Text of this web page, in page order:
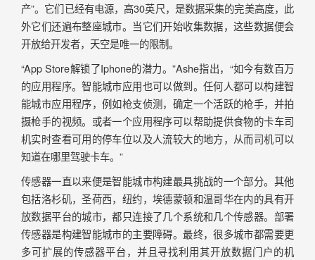
产”。它们已经有电源，高30英尺，是数据采集的完美高度，此
外它们还遍布整座城市。当它们开始收集数据，这些数据便会
开放给开发者，天空是唯一的限制。
“App Store解锁了Iphone的潜力。”Ashe指出，“如今有数百万
的应用程序。智能城市应用也可以做到。任何人都可以构建智
能城市应用程序，例如枪支侦测，确定一个活跃的枪手，并拍
摄枪手的视频。或者一个应用程序可以帮助提供食物的卡车司
机实时查看可用的停车位以及人流较大的地方，从而司机可以
知道在哪里驾驶卡车。”
传感器一直以来便是智能城市构建最具挑战的一个部分。其他
包括洛杉矶，圣荷西，纽约，埃德蒙顿和温哥华在内的具有开
放数据平台的城市，都只连接了几个系统和几个传感器。部署
传感器是构建智能城市的主要障碍。最终，很多城市都需要更
多可扩展的传感器平台，并且寻找利用其开放数据门户的机